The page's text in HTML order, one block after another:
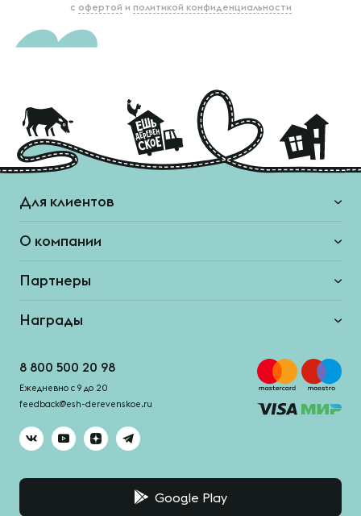
с офертой и политикой конфиденциальности
Для клиентов
О компании
Партнеры
Награды
8 800 500 20 98
Ежедневно с 9 до 20
feedback@esh-derevenskoe.ru
Google Play